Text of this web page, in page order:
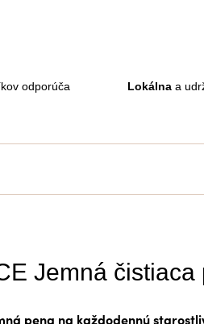
odporúča Lokálna a
Jemná čistiaca
pena na každodennú